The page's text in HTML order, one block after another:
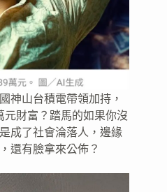
神山台積電帶領加持，
元財富？踏馬的如果你沒
成了社會淪落人，邊緣
還有臉拿來公佈？